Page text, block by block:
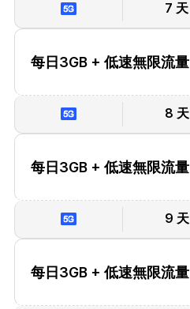
7 天
每日3GB + 低速無限流量
8 天
每日3GB + 低速無限流量
9 天
每日3GB + 低速無限流量